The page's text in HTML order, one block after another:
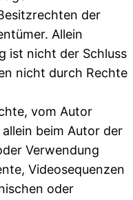
der
Allein
ist nicht der Schluss
nicht durch Rechte
vom Autor
beim Autor der
Verwendung
Videosequenzen
oder